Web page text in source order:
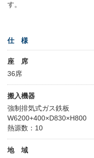
す。
仕 様
座 席
36席
搬入機器
強制排気式ガス鉄板
W6200+400×D830×H800
熱源数：10
地 域